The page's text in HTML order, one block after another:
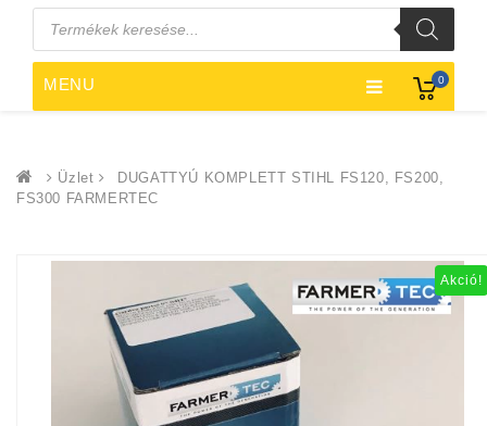
0
Products
search
MENU
Üzlet
DUGATTYÚ KOMPLETT STIHL FS120, FS200,
FS300 FARMERTEC
Akció!